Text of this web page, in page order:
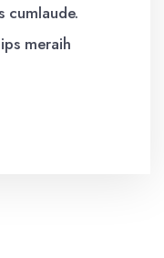
cumlaude.
meraih